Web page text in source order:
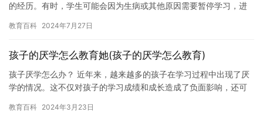
的经历。有时，学生可能会因为生病或其他原因需要暂停学习，进
的未…
教育百科 2024年7月27日
孩子的厌学怎么教育她(孩子的厌学怎么教育)
孩子厌学怎么办？ 近年来，越来越多的孩子在学习过程中出现了厌
学的情况。这不仅对孩子的学习成绩和成长造成了负面影响，还可
是一…
教育百科 2024年3月23日